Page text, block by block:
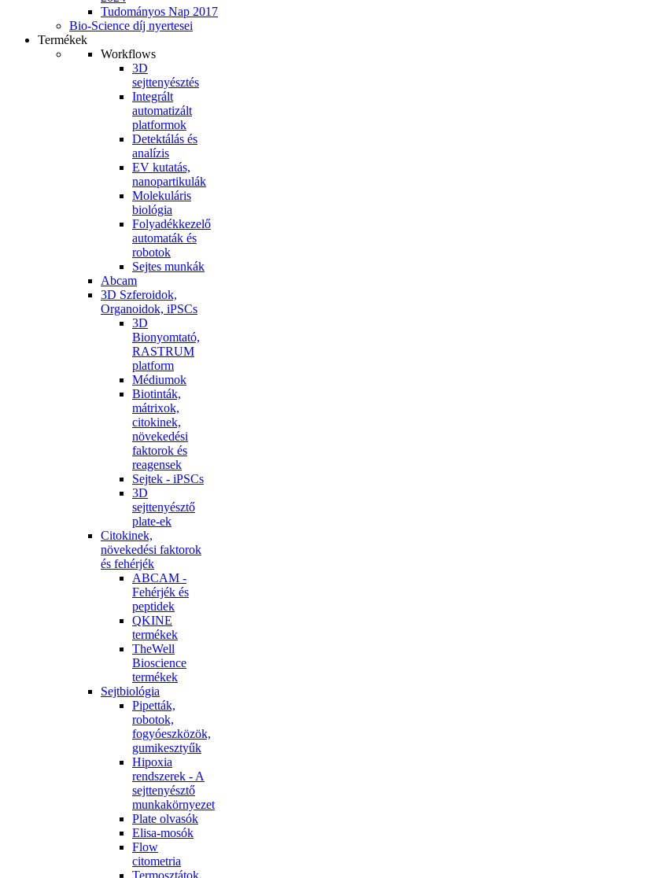
Tudományos Nap 2017
Bio-Science díj nyertesei
Termékek
Workflows
3D
sejttenyésztés
Integrált
automatizált
platformok
Detektálás és
analízis
EV kutatás,
nanopartikulák
Molekuláris
biológia
Folyadékkezelő
automaták és
robotok
Sejtes munkák
Abcam
3D Szferoidok,
Organoidok, iPSCs
3D
Bionyomtató,
RASTRUM
platform
Médiumok
Biotinták,
mátrixok,
citokinek,
növekedési
faktorok és
reagensek
Sejtek - iPSCs
3D
sejttenyésztő
plate-ek
Citokinek,
növekedési faktorok
és fehérjék
ABCAM -
Fehérjék és
peptidek
QKINE
termékek
TheWell
Bioscience
termékek
Sejtbiológia
Pipetták,
robotok,
fogyóeszközök,
gumikesztyűk
Hipoxia
rendszerek - A
sejttenyésztő
munkakörnyezet
Plate olvasók
Elisa-mosók
Flow
citometria
Termosztátok,